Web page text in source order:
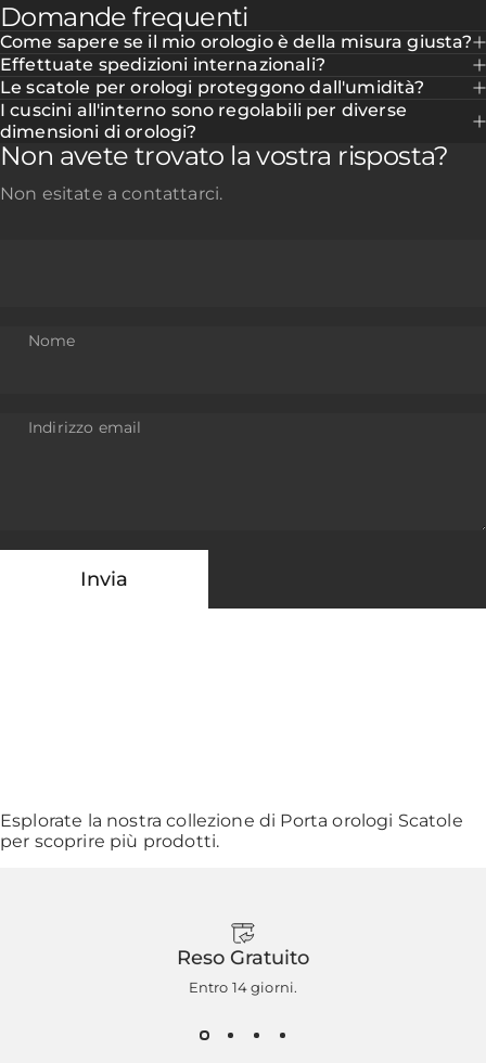
Domande frequenti
Come sapere se il mio orologio è della misura giusta?
Effettuate spedizioni internazionali?
Le scatole per orologi proteggono dall'umidità?
I cuscini all'interno sono regolabili per diverse
dimensioni di orologi?
Non avete trovato la vostra risposta?
Non esitate a contattarci.
Nome
Indirizzo email
Invia
Esplorate la nostra collezione di Porta orologi Scatole
per scoprire più prodotti.
Reso Gratuito
Entro 14 giorni.